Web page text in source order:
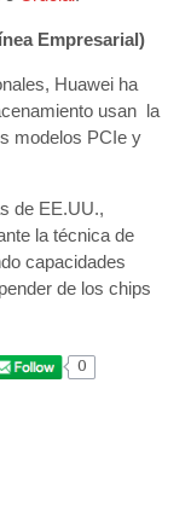
Empresarial)
Huawei ha
usan la
modelos PCIe y
de EE.UU.,
la técnica de
capacidades
de los chips
0